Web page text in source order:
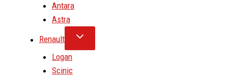
Antara
Astra
Renault
Logan
Scinic